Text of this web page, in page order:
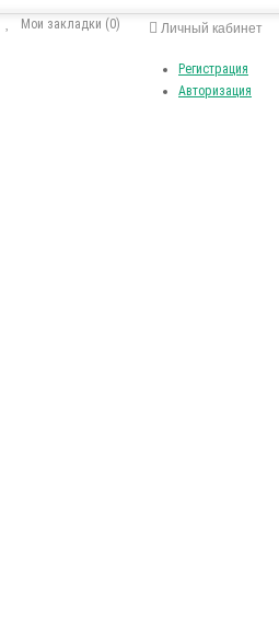
Личный кабинет
Регистрация
Авторизация
Мои закладки (0)